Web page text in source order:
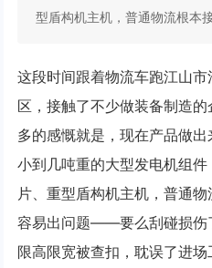
型盾构机主机，普通物流根本
这段时间跟着物流车跑江山
区，接触了不少做装备制造
多的感慨就是，现在产品做出
小到几吨重的大型发电机组
片、重型盾构机主机，普通
容易出问题——要么刮碰损伤
限高限宽被查扣，耽误了进